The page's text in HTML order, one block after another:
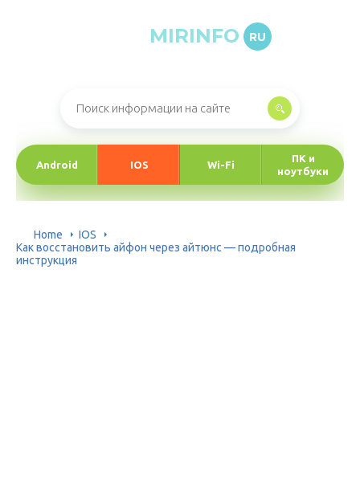
MIRINFO RU
Android IOS Wi-Fi
ПК и
ноутбуки
Home
IOS
Как восстановить айфон через айтюнс — подробная
инструкция